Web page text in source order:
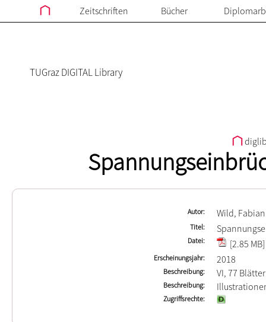
Zeitschriften Bücher
TUGraz DIGITAL Library
Autor Wild, Fabian
Titel
Datei [2.85 MB]
Erscheinungsjahr 2018
Beschreibung VI, 77 Blätter
Beschreibung
Zugriffsrechte